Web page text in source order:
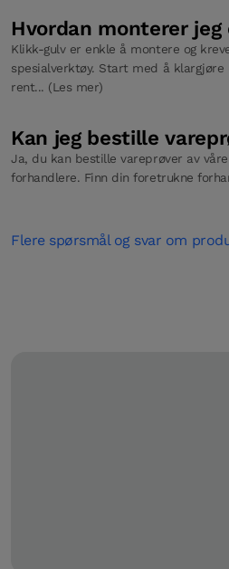
Hvordan monterer
Klikk-gulv er enkle å montere og
spesialverktøy. Start med å
rent... (Les mer)
Kan jeg bestille
Ja, du kan bestille vareprøver av
forhandlere. Finn din foretrukne
Flere spørsmål og svar om